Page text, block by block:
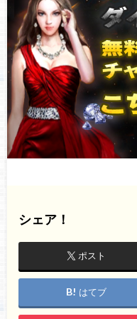
シェア！
ポスト
はてブ